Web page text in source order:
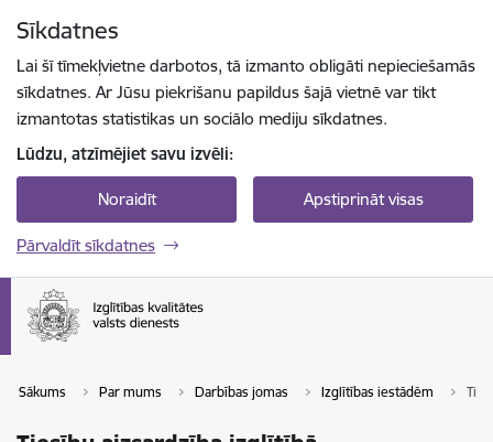
Sīkdatnes
Lai šī tīmekļvietne darbotos, tā izmanto obligāti nepieciešamās
sīkdatnes. Ar Jūsu piekrišanu papildus šajā vietnē var tikt
izmantotas statistikas un sociālo mediju sīkdatnes.
Lūdzu, atzīmējiet savu izvēli:
Noraidīt Apstiprināt visas
Pārvaldīt sīkdatnes
Sākums Par mums Darbības jomas Izglītības iestādēm